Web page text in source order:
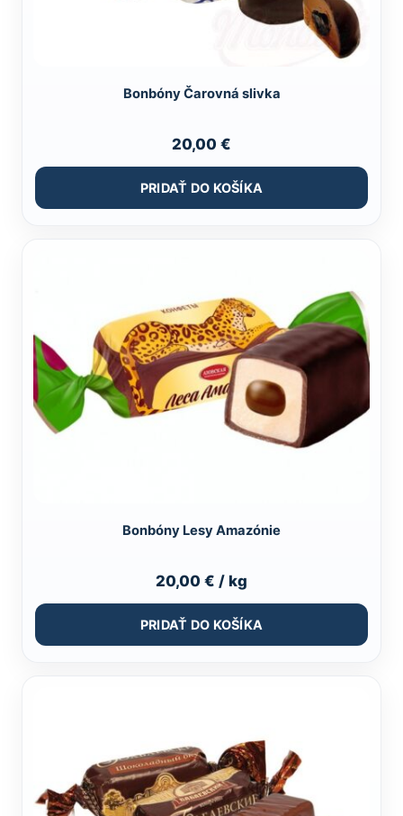
Bonbóny Čarovná slivka
20,00 €
PRIDAŤ DO KOŠÍKA
Bonbóny Lesy Amazónie
20,00 € / kg
PRIDAŤ DO KOŠÍKA